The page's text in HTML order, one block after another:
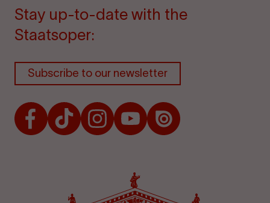
Stay up-to-date with the
Staatsoper:
Subscribe to our newsletter
FacebookTikTok InstagramYoutubeIssuu